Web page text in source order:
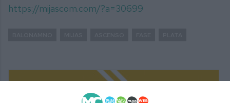
https://mijascom.com/?a=30699